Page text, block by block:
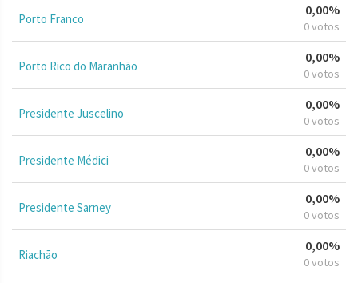
Porto Franco
0,00%
0 votos
Porto Rico do Maranhão
0,00%
0 votos
Presidente Juscelino
0,00%
0 votos
Presidente Médici
0,00%
0 votos
Presidente Sarney
0,00%
0 votos
Riachão
0,00%
0 votos